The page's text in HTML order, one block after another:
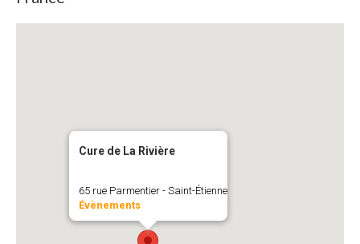
Cure de La Rivière
65 rue Parmentier - Saint-Étienne
Évènements